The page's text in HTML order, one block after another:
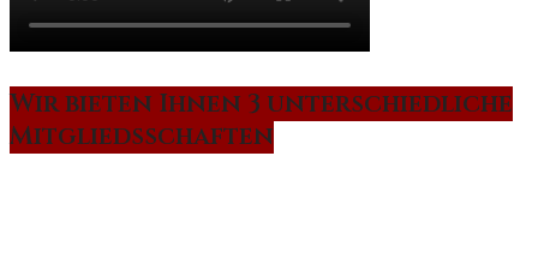
Wir bieten Ihnen 3 unterschiedliche
Mitgliedsschaften